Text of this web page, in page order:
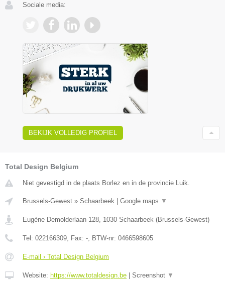
Sociale media:
BEKIJK VOLLEDIG PROFIEL
Total Design Belgium
Niet gevestigd in de plaats Borlez en in de provincie Luik.
Brussels-Gewest » Schaarbeek | Google maps ▼
Eugène Demolderlaan 128 1030 Schaarbeek (Brussels-Gewest)
Tel: 022166309 , Fax: - , BTW-nr: 0466598605
E-mail › Total Design Belgium
Website: https://www.totaldesign.be | Screenshot ▼